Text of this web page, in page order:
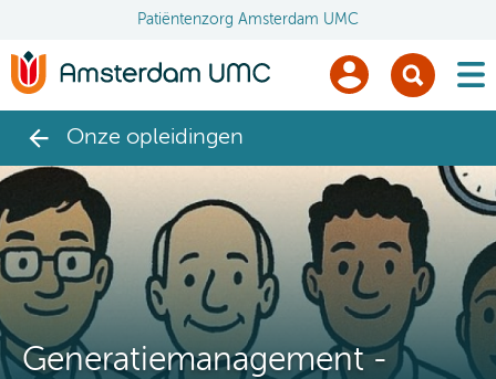
Patiëntenzorg Amsterdam UMC
Onze opleidingen
Generatiemanagement -